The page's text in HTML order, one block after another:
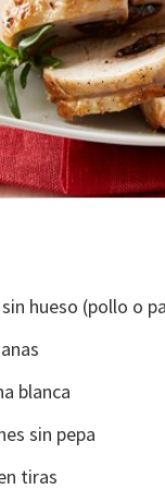
hueso (pollo o
blanca
sin pepa
tiras